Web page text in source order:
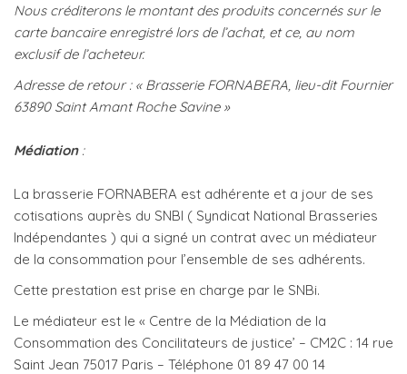
Nous créditerons le montant des produits concernés sur le
carte bancaire enregistré lors de l’achat, et ce, au nom
exclusif de l’acheteur.
Adresse de retour : « Brasserie FORNABERA, lieu-dit Fournier
63890 Saint Amant Roche Savine »
Médiation:
La brasserie FORNABERA est adhérente et a jour de ses
cotisations auprès du SNBI ( Syndicat National Brasseries
Indépendantes ) qui a signé un contrat avec un médiateur
de la consommation pour l’ensemble de ses adhérents.
Cette prestation est prise en charge par le SNBi.
Le médiateur est le « Centre de la Médiation de la
Consommation des Concilitateurs de justice’ – CM2C : 14 rue
Saint Jean 75017 Paris – Téléphone 01 89 47 00 14